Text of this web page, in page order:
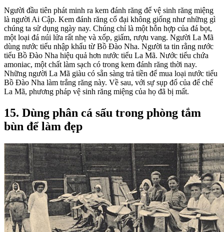
Người đầu tiên phát minh ra kem đánh răng để vệ sinh răng miệng
là người Ai Cập. Kem đánh răng cổ đại không giống như những gì
chúng ta sử dụng ngày nay. Chúng chỉ là một hỗn hợp của đá bọt,
một loại đá núi lửa rất nhẹ và xốp, giấm, rượu vang. Người La Mã
dùng nước tiểu nhập khẩu từ Bồ Đào Nha. Người ta tin rằng nước
tiểu Bồ Đào Nha hiệu quả hơn nước tiểu La Mã. Nước tiểu chứa
amoniac, một chất làm sạch có trong kem đánh răng thời nay.
Những người La Mã giàu có sẵn sàng trả tiền để mua loại nước tiểu
Bồ Đào Nha làm trắng răng này. Về sau, với sự sụp đổ của đế chế
La Mã, phương pháp vệ sinh răng miệng của họ đã bị mất.
15. Dùng phân cá sấu trong phòng tắm
bùn để làm đẹp